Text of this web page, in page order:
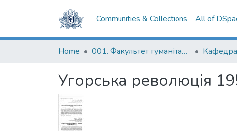
Communities & Collections All of
Home 001. Факультет гуманітарних наук Кафедра
Угорська революція